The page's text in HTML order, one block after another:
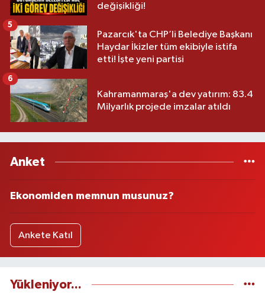
değişikliği!
Pazarcık'ta CHP’li Belediye Başkanı
Haydar İkizler tüm ekibiyle istifa
etti! İşte yeni partisi
5
Kahramanmaraş'a dev yatırım: 83.4
Milyarlık projede imzalar atıldı
6
Anket
Ekonomiden memnun musunuz?
Ankete Katıl
Yükleniyor...